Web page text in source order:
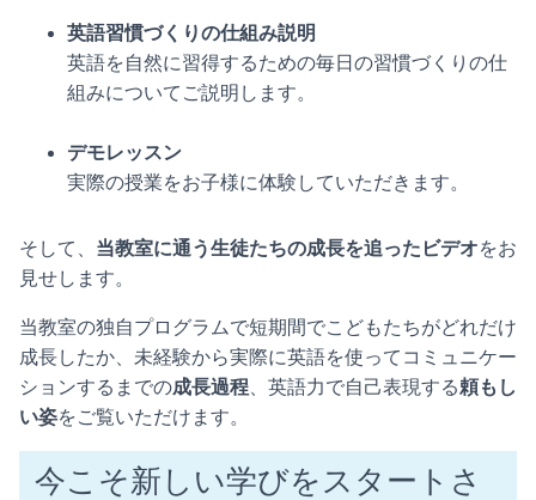
英語習慣づくりの仕組み説明
英語を自然に習得するための毎日の習慣づくりの仕
組みについてご説明します。
デモレッスン
実際の授業をお子様に体験していただきます。
そして、 当教室に通う生徒たちの成長を追ったビデオをお
見せします。
当教室の独自プログラムで短期間でこどもたちがどれだけ
成長したか、未経験から実際に英語を使ってコミュニケー
ションするまでの成長過程 、英語力で自己表現する頼もし
い姿をご覧いただけます。
今こそ新しい学びをスタートさ